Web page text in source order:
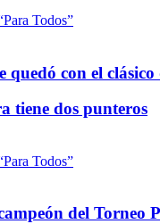
quedó con el
tiene dos punteros
del Torneo